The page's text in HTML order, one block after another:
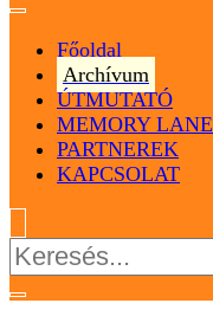
Magyar
Magyarország
Főoldal
Archívum
ÚTMUTATÓ
MEMORY
PARTNEREK
KAPCSOLAT
Keresés: